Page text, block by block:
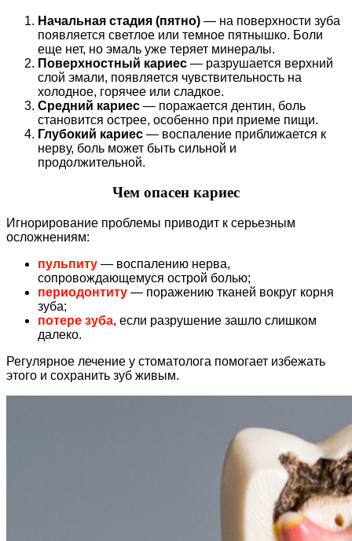
Начальная стадия (пятно) — на поверхности зуба
появляется светлое или темное пятнышко. Боли
еще нет, но эмаль уже теряет минералы.
Поверхностный кариес — разрушается верхний
слой эмали, появляется чувствительность на
холодное, горячее или сладкое.
Средний кариес — поражается дентин, боль
становится острее, особенно при приеме пищи.
Глубокий кариес — воспаление приближается к
нерву, боль может быть сильной и
продолжительной.
Чем опасен кариес
Игнорирование проблемы приводит к серьезным
осложнениям:
пульпиту — воспалению нерва,
сопровождающемуся острой болью;
периодонтиту — поражению тканей вокруг корня
зуба;
потере зуба, если разрушение зашло слишком
далеко.
Регулярное лечение у стоматолога помогает избежать
этого и сохранить зуб живым.